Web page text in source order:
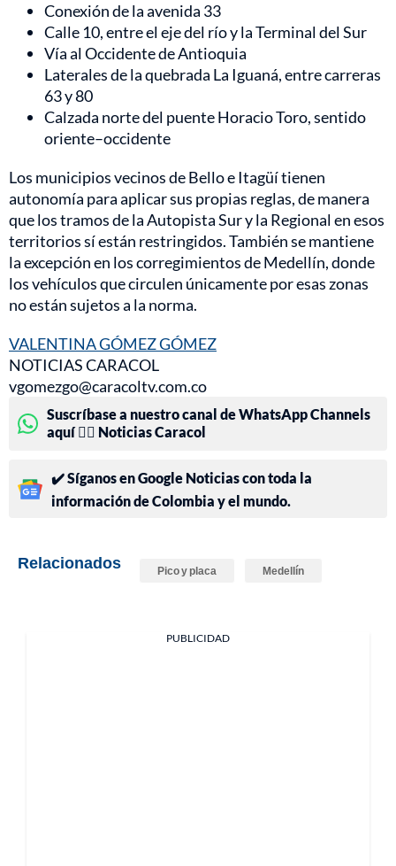
Conexión de la avenida 33
Calle 10, entre el eje del río y la Terminal del Sur
Vía al Occidente de Antioquia
Laterales de la quebrada La Iguaná, entre carreras
63 y 80
Calzada norte del puente Horacio Toro, sentido
oriente–occidente
Los municipios vecinos de Bello e Itagüí tienen
autonomía para aplicar sus propias reglas, de manera
que los tramos de la Autopista Sur y la Regional en esos
territorios sí están restringidos. También se mantiene
la excepción en los corregimientos de Medellín, donde
los vehículos que circulen únicamente por esas zonas
no están sujetos a la norma.
VALENTINA GÓMEZ GÓMEZ
NOTICIAS CARACOL
vgomezgo@caracoltv.com.co
Suscríbase a nuestro canal de WhatsApp Channels
aquí 👉🏻 Noticias Caracol
✔️ Síganos en Google Noticias con toda la
información de Colombia y el mundo.
Relacionados Pico y placa Medellín
PUBLICIDAD